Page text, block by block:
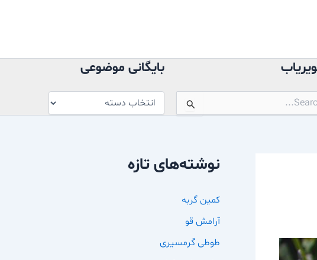
بایگانی موضوعی
نوشته‌های تازه
کمین گربه
آرامش قو
طوطی گرمسیری